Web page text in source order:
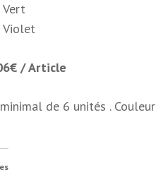
Vert
Violet
/ Article
de 6 unités . Couleur